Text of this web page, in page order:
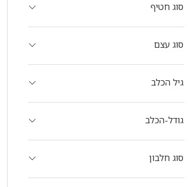
סוג חטיף
סוג עצם
גיל הכלב
גודל-הכלב
סוג חלבון